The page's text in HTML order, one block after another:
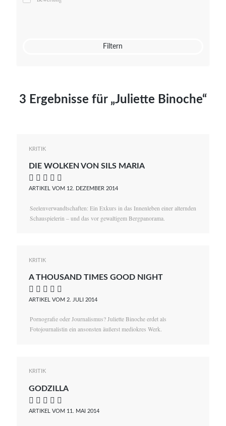
Mato von Vogelstein
Filtern
3 Ergebnisse für „Juliette Binoche“
KRITIK
DIE WOLKEN VON SILS MARIA
    
ARTIKEL VOM 12. DEZEMBER 2014
Seelenverwandtschaften: Ein Exkurs in das Innenleben einer alternden
Schauspielerin – und das vor gewaltigem Bergpanorama.
KRITIK
A THOUSAND TIMES GOOD NIGHT
    
ARTIKEL VOM 2. JULI 2014
Pornografie oder Journalismus? Juliette Binoche erdet als
Fotojournalistin ein ansonsten äußerst mediokres Werk.
KRITIK
GODZILLA
    
ARTIKEL VOM 11. MAI 2014